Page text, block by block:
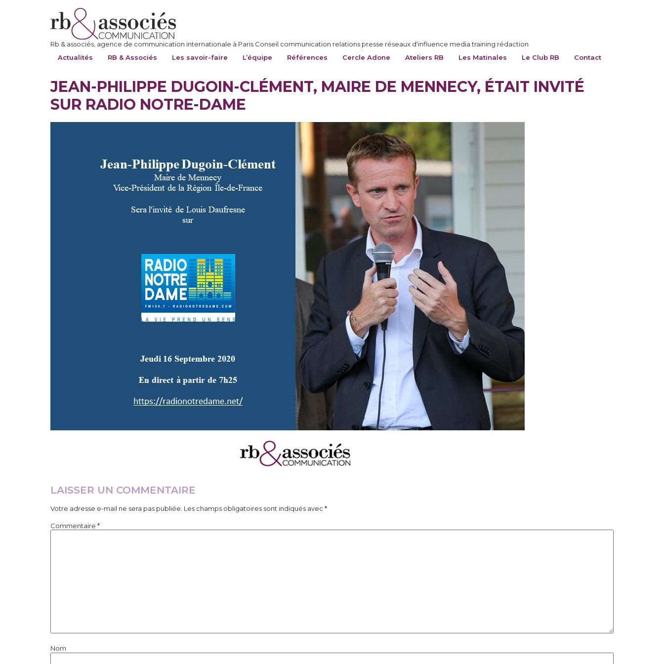
Rb & associés, agence de communication internationale à Paris Conseil communication relations presse réseaux d'influence media training rédaction
Actualités
RB & Associés Les savoir-faire L’équipe Références Cercle Adone Ateliers RB Les Matinales Le Club RB Contact
JEAN-PHILIPPE DUGOIN-CLÉMENT, MAIRE DE MENNECY, ÉTAIT INVITÉ
SUR RADIO NOTRE-DAME
LAISSER UN COMMENTAIRE
Votre adresse e-mail ne sera pas publiée. Les champs obligatoires sont indiqués avec *
Commentaire *
Nom